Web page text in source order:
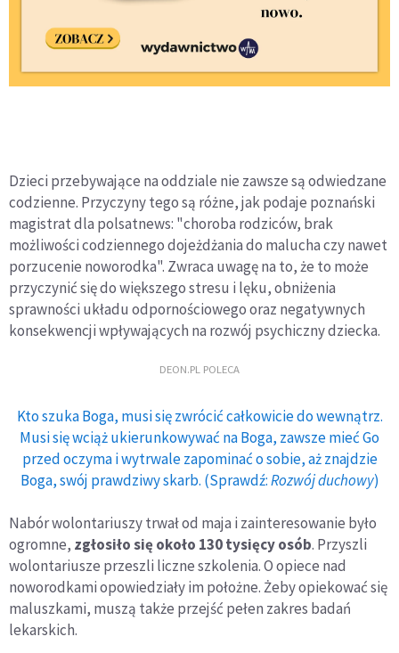
Dzieci przebywające na oddziale nie zawsze są odwiedzane
codzienne. Przyczyny tego są różne, jak podaje poznański
magistrat dla polsatnews: "choroba rodziców, brak
możliwości codziennego dojeżdżania do malucha czy nawet
porzucenie noworodka". Zwraca uwagę na to, że to może
przyczynić się do większego stresu i lęku, obniżenia
sprawności układu odpornościowego oraz negatywnych
konsekwencji wpływających na rozwój psychiczny dziecka.
DEON.PL POLECA
Kto szuka Boga, musi się zwrócić całkowicie do wewnątrz.
Musi się wciąż ukierunkowywać na Boga, zawsze mieć Go
przed oczyma i wytrwale zapominać o sobie, aż znajdzie
Boga, swój prawdziwy skarb. (Sprawdź:Rozwój duchowy)
Nabór wolontariuszy trwał od maja i zainteresowanie było
ogromne, zgłosiło się około 130 tysięcy osób. Przyszli
wolontariusze przeszli liczne szkolenia. O opiece nad
noworodkami opowiedziały im położne. Żeby opiekować się
maluszkami, muszą także przejść pełen zakres badań
lekarskich.